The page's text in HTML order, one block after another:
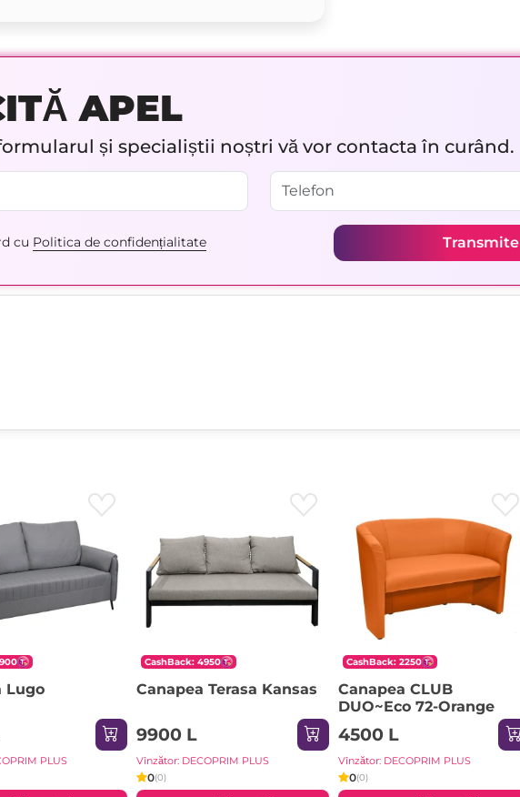
APEL
și specialiștii noștri vă vor contacta în curând.
cu Politica de confidențialitate Transmite
Lugo
PLUS
CashBack: 4950
Canapea Terasa Kansas
9900 L
Vînzător: DECOPRIM PLUS
0(0)
CashBack: 2250
Canapea CLUB
DUO~Eco 72-Orange
4500 L
Vînzător: DECOPRIM PLUS
0(0)